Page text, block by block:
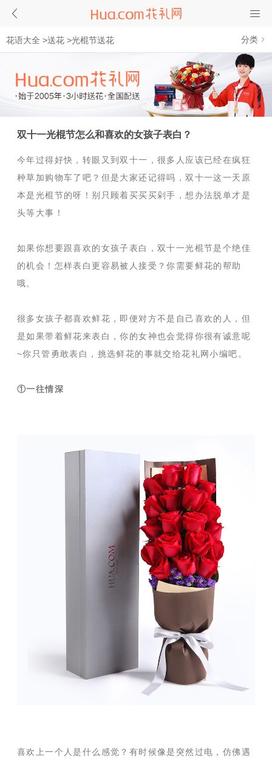
花语大全 >送花 >光棍节送花 分类
双十一光棍节怎么和喜欢的女孩子表白？
今年过得好快，转眼又到双十一，很多人应该已经在疯狂
种草加购物车了吧？但是大家还记得吗，双十一这一天原
本是光棍节的呀！别只顾着买买买剁手，想办法脱单才是
头等大事！
如果你想要跟喜欢的女孩子表白，双十一光棍节是个绝佳
的机会！怎样表白更容易被人接受？你需要鲜花的帮助
哦。
很多女孩子都喜欢鲜花，即便对方不是自己喜欢的人，但
是如果带着鲜花来表白，你的女神也会觉得你很有诚意呢
~你只管勇敢表白，挑选鲜花的事就交给花礼网小编吧。
①一往情深
喜欢上一个人是什么感觉？有时候像是突然过电，仿佛遇